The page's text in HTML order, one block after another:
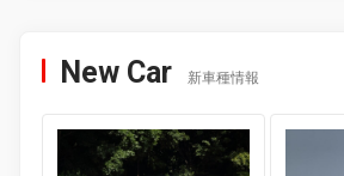
New Car 新車種情報